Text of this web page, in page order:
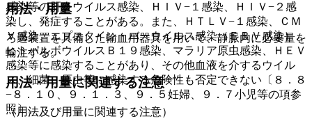
感染等の肝炎ウイルス感染、ＨＩＶ−１感染、ＨＩＶ−２感
染し、発症することがある。また、ＨＴＬＶ−１感染、ＣＭ
Ｖ感染、エプスタイン・バーウイルス感染（ＥＢＶ感染）、
ヒトパルボウイルスＢ１９感染、マラリア原虫感染、ＨＥＶ
感染等に感染することがあり、その他血液を介するウイル
ス、細菌、原虫等に感染する危険性も否定できない〔８．８
−８．１０、９．１．３、９．５妊婦、９．７小児等の項参
照〕。
用法・用量
ろ過装置を具備した輸血用器具を用いて、静脈内に必要量を
輸注する。
用法・用量に関連する注意
（用法及び用量に関連する注意）